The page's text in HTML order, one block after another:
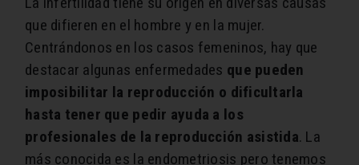
que difieren en el hombre y en la mujer.
Centrándonos en los casos femeninos, hay que
destacar algunas enfermedades que pueden
imposibilitar la reproducción o dificultarla
hasta tener que pedir ayuda a los
profesionales de la reproducción asistida. La
más conocida es la endometriosis pero tenemos